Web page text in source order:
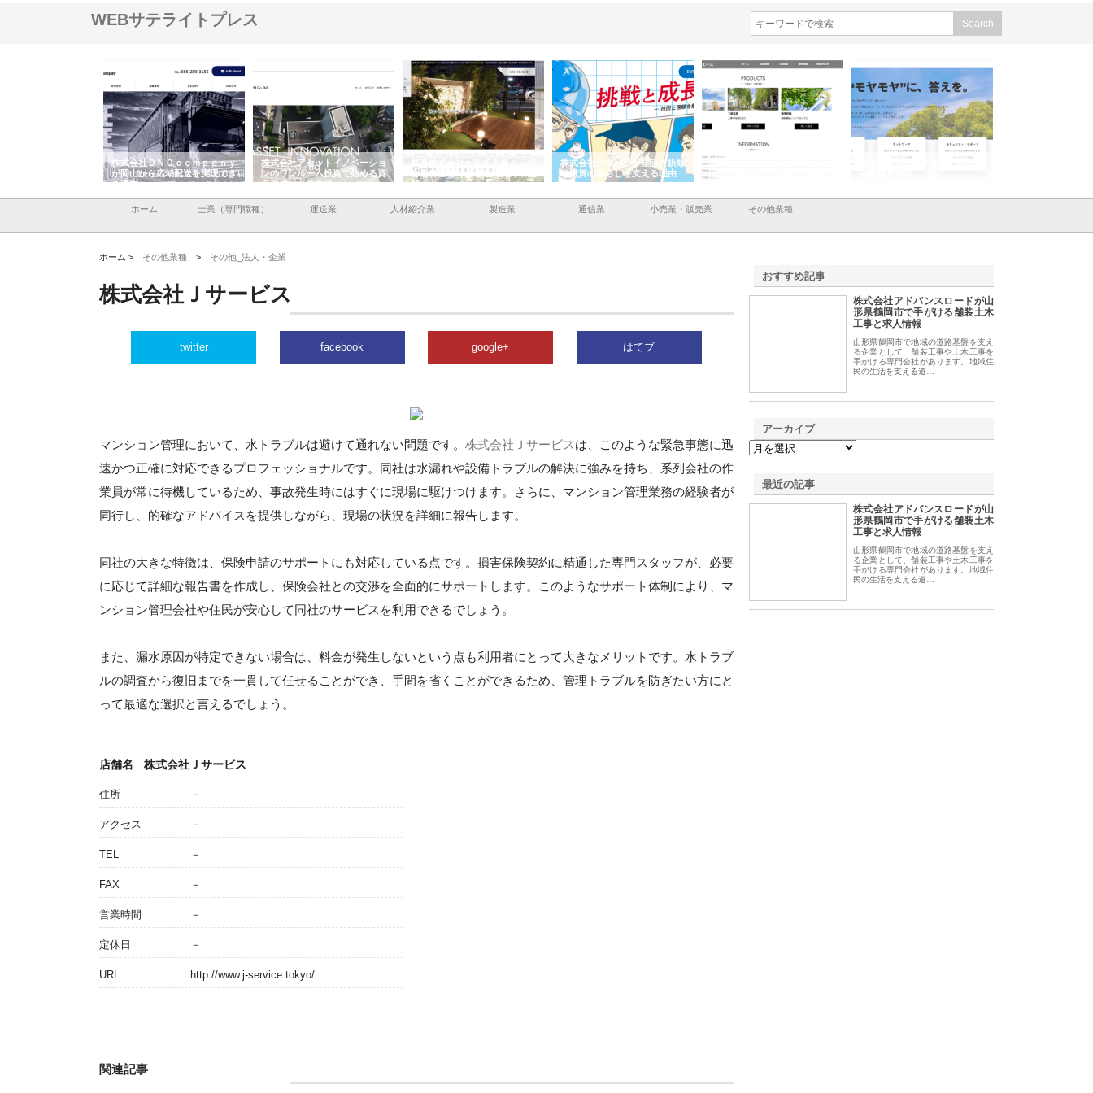
WEBサテライトプレス
株式会社ＯＮＯｃｏｍｐａｎｙ
が岡山から広域配送を実現でき
る理由
株式会社アセットイノベーショ
ンのワンルーム投資で始める資
産形成と老後準備
と名古屋で叶える理想の外構空
間
株式会社ナツハラが建設と鋲螺
で滋賀の暮らしを支える理由
イトが提供する充実した情報内
株式会社ＣＳＡの事業内容と強
ホーム 士業（専門職種） 運送業 人材紹介業 製造業 通信業 小売業・販売業 その他業種
ホーム > その他業種 > その他_法人・企業
株式会社Ｊサービス
twitter facebook google+ はてブ
マンション管理において、水トラブルは避けて通れない問題です。 株式会社Ｊサービス は、このような緊急事態に迅
速かつ正確に対応できるプロフェッショナルです。同社は水漏れや設備トラブルの解決に強みを持ち、系列会社の作
業員が常に待機しているため、事故発生時にはすぐに現場に駆けつけます。さらに、マンション管理業務の経験者が
同行し、的確なアドバイスを提供しながら、現場の状況を詳細に報告します。
同社の大きな特徴は、保険申請のサポートにも対応している点です。損害保険契約に精通した専門スタッフが、必要
に応じて詳細な報告書を作成し、保険会社との交渉を全面的にサポートします。このようなサポート体制により、マ
ンション管理会社や住民が安心して同社のサービスを利用できるでしょう。
また、漏水原因が特定できない場合は、料金が発生しないという点も利用者にとって大きなメリットです。水トラブ
ルの調査から復旧までを一貫して任せることができ、手間を省くことができるため、管理トラブルを防ぎたい方にと
って最適な選択と言えるでしょう。
店舗名 株式会社Ｊサービス
住所 －
アクセス －
TEL －
FAX －
営業時間 －
定休日 －
URL http://www.j-service.tokyo/
関連記事
おすすめ記事
株式会社アドバンスロードが山
形県鶴岡市で手がける舗装土木
工事と求人情報
山形県鶴岡市で地域の道路基盤を支え
る企業として、舗装工事や土木工事を
手がける専門会社があります。地域住
民の生活を支える道…
アーカイブ
最近の記事
株式会社アドバンスロードが山
形県鶴岡市で手がける舗装土木
工事と求人情報
山形県鶴岡市で地域の道路基盤を支え
る企業として、舗装工事や土木工事を
手がける専門会社があります。地域住
民の生活を支える道…